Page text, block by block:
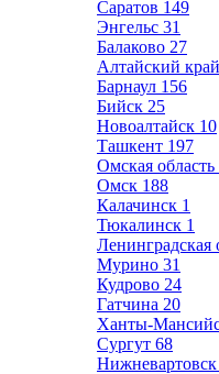
Саратов 149
Энгельс 31
Балаково 27
Алтайский край
Барнаул 156
Бийск 25
Новоалтайск 10
Ташкент 197
Омская область
Омск 188
Калачинск 1
Тюкалинск 1
Ленинградская
Мурино 31
Кудрово 24
Гатчина 20
Ханты-
Сургут 68
Нижневартовск